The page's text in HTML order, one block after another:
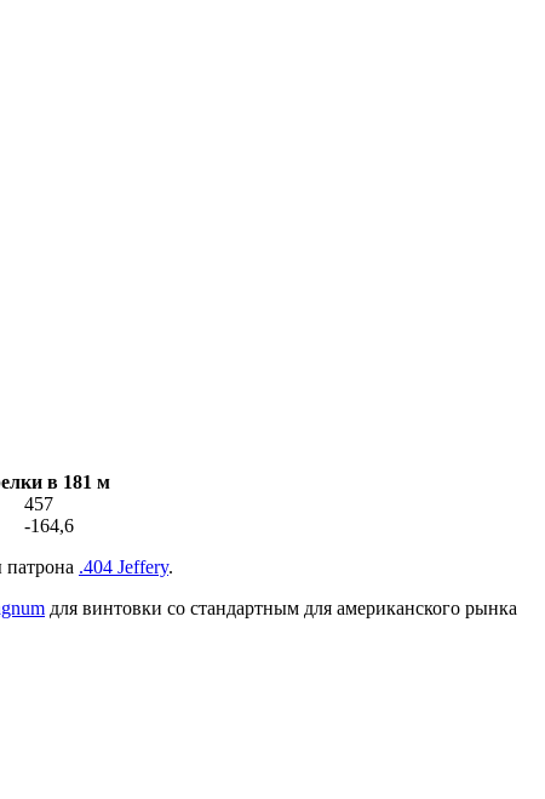
в 181 м
457
-164,6
патрона .404 Jeffery.
для винтовки со стандартным для американского рынка